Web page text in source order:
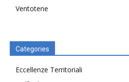
Ventotene
Categories
Eccellenze Territoriali